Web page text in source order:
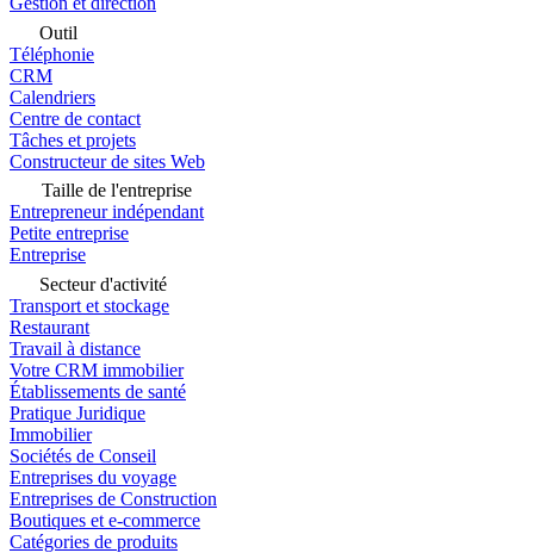
Outil
Téléphonie
CRM
Calendriers
Centre de contact
Tâches et projets
Constructeur de sites Web
Taille de l'entreprise
Entrepreneur indépendant
Petite entreprise
Entreprise
Secteur d'activité
Transport et stockage
Restaurant
Travail à distance
Votre CRM immobilier
Établissements de santé
Pratique Juridique
Immobilier
Sociétés de Conseil
Entreprises du voyage
Entreprises de Construction
Boutiques et e-commerce
Catégories de produits